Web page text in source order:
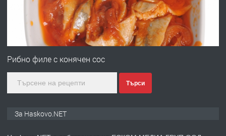
преди 2 дни
ПРЕДЛАГА
Продавам парцел в гр. Хасково кв.
асфалт 0889 537 426
Рибно филе с конячен сос
Търси
За Haskovo.NET